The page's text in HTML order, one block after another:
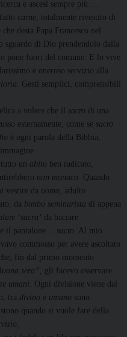
e ascesi sempre più …
carne, totalmente rivestito di
desta Papa Francesco nel
sguardo di Dio prendendolo dalla
pone fuori del comune. E lo vive
e oneroso servizio alla
. Gesti semplici, comprensibili
a volere che il sacro di una
esternamente, come se sacro
è ogni parola della Bibbia,
un abito ben radicato,
non monaco. Quando
vestire da uomo, adulto
da bimbo seminarista di appena
‘sacra’ da baciare
il pantalone … sacro. Al mio
commosso per avere ascoltato
fin dal primo momento
sera”, gli facevo osservare
umani. Ogni divisione viene dal
tra divino e umano sono
quando si vuole fare della
.